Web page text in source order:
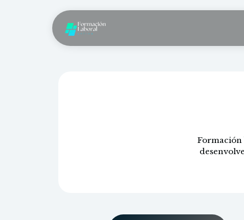
Formación